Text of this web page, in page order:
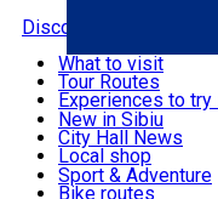
Discover
Useful info
Activities & Adventure
What to visit
Tour Routes
Experiences to try
Podcast
Culture
Museums
Churches
Parks, Zoo
New in Sibiu
City Hall News
Local shop
Sibiu artisans
Sibiul Verde
Sport & Adventure
Bike routes